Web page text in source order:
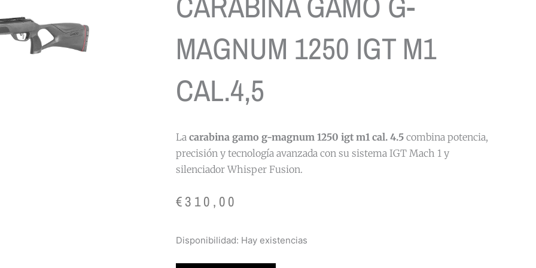
MAGNUM 1250 IGT M1
CAL.4,5
La carabina gamo g-magnum 1250 igt m1 cal. 4.5 combina potencia,
precisión y tecnología avanzada con su sistema IGT Mach 1 y
silenciador Whisper Fusion.
€310,00
Disponibilidad: Hay existencias
CARABINA